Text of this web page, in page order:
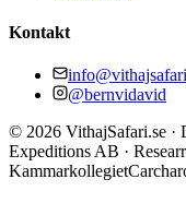
Kontakt
@bernvidavid
© 2026 VithajSafari.se ·
Expeditions AB ·
Kammarkollegiet